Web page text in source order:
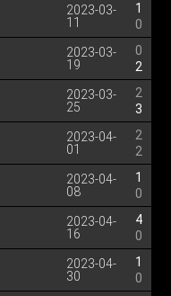
2023-03-
11
1
0
2023-03-
19
0
2
2023-03-
25
2
3
2023-04-
01
2
2
2023-04-
08
1
0
2023-04-
16
4
0
2023-04-
30
1
0